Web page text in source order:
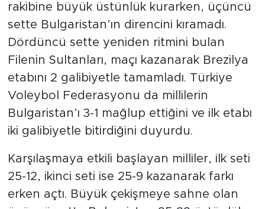
rakibine büyük üstünlük kurarken, üçüncü
sette Bulgaristan’ın direncini kıramadı.
Dördüncü sette yeniden ritmini bulan
Filenin Sultanları, maçı kazanarak Brezilya
etabını 2 galibiyetle tamamladı. Türkiye
Voleybol Federasyonu da millilerin
Bulgaristan’ı 3-1 mağlup ettiğini ve ilk etabı
iki galibiyetle bitirdiğini duyurdu.
Karşılaşmaya etkili başlayan milliler, ilk seti
25-12, ikinci seti ise 25-9 kazanarak farkı
erken açtı. Büyük çekişmeye sahne olan